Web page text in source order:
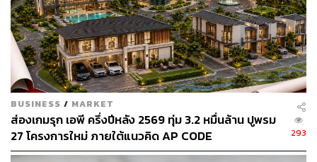
BUSINESS / MARKET
ส่องเกมรุก เอพี ครึ่งปีหลัง 2569 ทุ่ม 3.2 หมื่นล้าน ปูพรม
27 โครงการใหม่ ภายใต้แนวคิด AP CODE
[Advertorial]
293